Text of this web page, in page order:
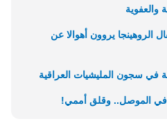
والعفوية
الروهينجا يروون أهوالا عن
في سجون المليشيات العراقية